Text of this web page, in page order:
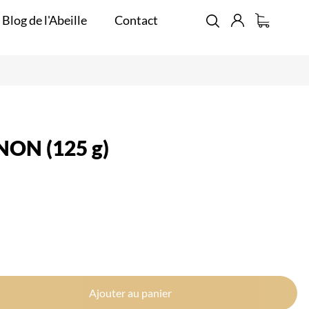
Blog de l'Abeille Contact
(125 g)
Ajouter au panier